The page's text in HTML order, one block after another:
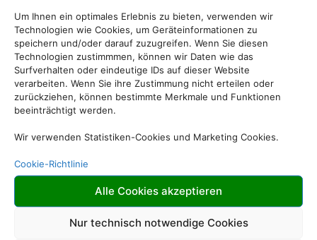
Um Ihnen ein optimales Erlebnis zu bieten, verwenden wir
Technologien wie Cookies, um Geräteinformationen zu
speichern und/oder darauf zuzugreifen. Wenn Sie diesen
Technologien zustimmmen, können wir Daten wie das
Surfverhalten oder eindeutige IDs auf dieser Website
verarbeiten. Wenn Sie ihre Zustimmung nicht erteilen oder
zurückziehen, können bestimmte Merkmale und Funktionen
beeinträchtigt werden.
Wir verwenden Statistiken-Cookies und Marketing Cookies.
Cookie-Richtlinie
Alle Cookies akzeptieren
Nur technisch notwendige Cookies